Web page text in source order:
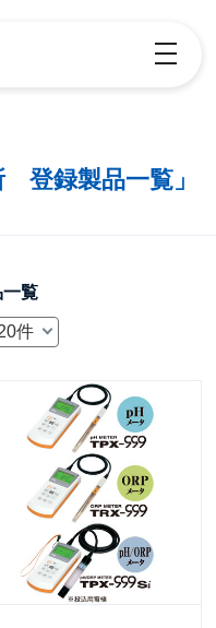
toggle
登録製品一覧」
覧
件